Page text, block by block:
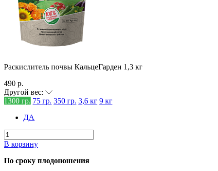
Раскислитель почвы КальцеГарден 1,3 кг
490 р.
Другой вес:
1300 гр. 75 гр. 350 гр. 3,6 кг 9 кг
ДА
В корзину
По сроку плодоношения